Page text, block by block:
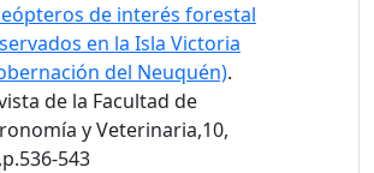
de interés forestal
en la Isla Victoria
del Neuquén).
de la Facultad de
y Veterinaria,10,
543